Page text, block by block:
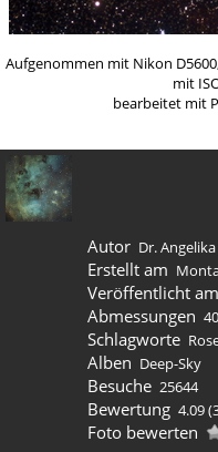
Aufgenommen mit Nikon
mit
bearbeitet mit
Autor Dr.
Erstellt am
Veröffentlicht am
Abmessungen
Schlagworte
Alben Deep-Sky
Besuche 25644
Bewertung 4.09
Foto bewerten